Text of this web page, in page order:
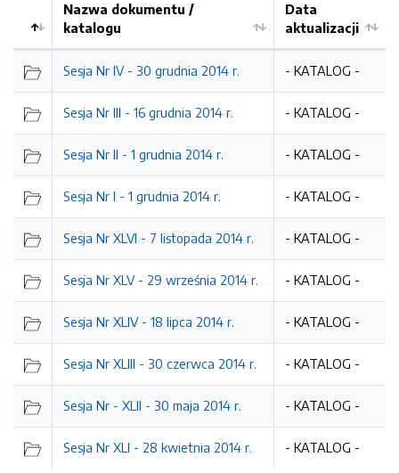
Nazwa dokumentu /
katalogu
Data
aktualizacji
Sesja Nr IV - 30 grudnia 2014 r. - KATALOG -
Sesja Nr III - 16 grudnia 2014 r. - KATALOG -
Sesja Nr II - 1 grudnia 2014 r. - KATALOG -
Sesja Nr I - 1 grudnia 2014 r. - KATALOG -
Sesja Nr XLVI - 7 listopada 2014 r. - KATALOG -
Sesja Nr XLV - 29 września 2014 r. - KATALOG -
Sesja Nr XLIV - 18 lipca 2014 r. - KATALOG -
Sesja Nr XLIII - 30 czerwca 2014 r. - KATALOG -
Sesja Nr - XLII - 30 maja 2014 r. - KATALOG -
Sesja Nr XLI - 28 kwietnia 2014 r. - KATALOG -